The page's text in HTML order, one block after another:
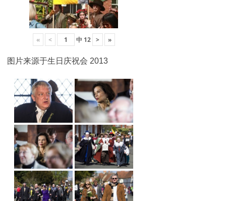
« < 中 12 > »
图片来源于生日庆祝会 2013